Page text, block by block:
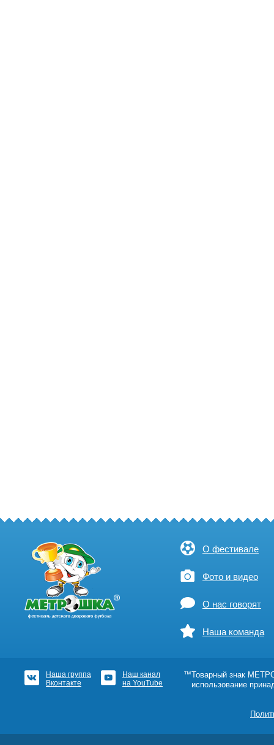
О фестивале
Фото и видео
О нас говорят
Наша команда
Наша группа
Вконтакте
Наш канал
на YouTube
™Товарный знак
использование